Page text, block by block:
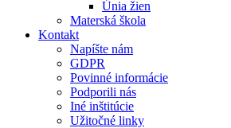
Únia žien
Materská škola
Kontakt
Napíšte nám
GDPR
Povinné informácie
Podporili nás
Iné inštitúcie
Užitočné linky